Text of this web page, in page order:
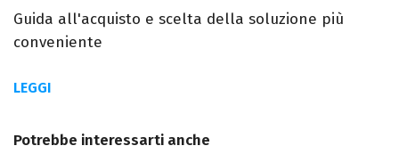
Guida all'acquisto e scelta della soluzione più
conveniente
LEGGI
Potrebbe interessarti anche